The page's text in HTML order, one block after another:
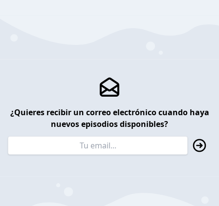
¿Quieres recibir un correo electrónico cuando haya
nuevos episodios disponibles?